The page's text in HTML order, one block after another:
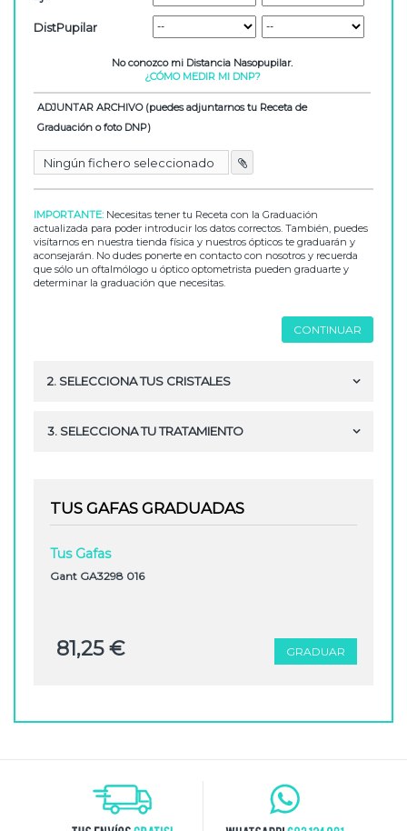
DistPupilar
No conozco mi Distancia Nasopupilar.
¿CÓMO MEDIR MI DNP?
ADJUNTAR ARCHIVO (puedes adjuntarnos tu Receta de
Graduación o foto DNP)
Ningún fichero seleccionado 
IMPORTANTE: Necesitas tener tu Receta con la Graduación
actualizada para poder introducir los datos correctos. También, puedes
visítarnos en nuestra tienda física y nuestros ópticos te graduarán y
aconsejarán. No dudes ponerte en contacto con nosotros y recuerda
que sólo un oftalmólogo u óptico optometrista pueden graduarte y
determinar la graduación que necesitas.
CONTINUAR
2. SELECCIONA TUS CRISTALES
3. SELECCIONA TU TRATAMIENTO
TUS GAFAS GRADUADAS
Tus Gafas
Gant GA3298 016
81,25 €